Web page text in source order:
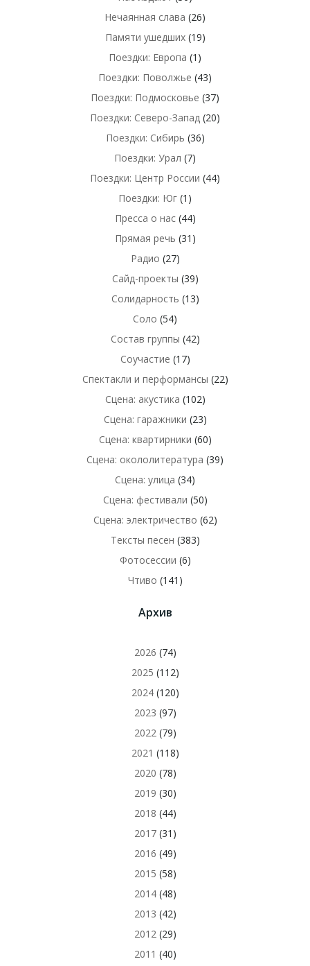
Нечаянная слава (26)
Памяти ушедших(19)
Поездки: Европа (1)
Поездки: Поволжье (43)
Поездки: Подмосковье (37)
Поездки: Северо-Запад (20)
Поездки: Сибирь (36)
Поездки: Урал (7)
Поездки: Центр России (44)
Поездки: Юг (1)
Пресса о нас(44)
Прямая речь (31)
Радио (27)
Сайд-проекты (39)
Солидарность (13)
Соло (54)
Состав группы (42)
Соучастие (17)
Спектакли и перформансы (22)
Сцена: акустика (102)
Сцена: гаражники (23)
Сцена: квартирники (60)
Сцена: окололитература (39)
Сцена: улица (34)
Сцена: фестивали (50)
Сцена: электричество (62)
Тексты песен (383)
Фотосессии (6)
Чтиво (141)
Архив
2026 (74)
2025 (112)
2024(120)
2023 (97)
2022 (79)
2021 (118)
2020 (78)
2019 (30)
2018 (44)
2017(31)
2016 (49)
2015 (58)
2014(48)
2013 (42)
2012 (29)
2011 (40)